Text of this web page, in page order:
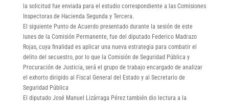
la solicitud fue enviada para el estudio correspondiente a las Comisiones
Inspectoras de Hacienda Segunda y Tercera.
El siguiente Punto de Acuerdo presentado durante la sesión de este
lunes de la Comisión Permanente, fue del diputado Federico Madrazo
Rojas, cuya finalidad es aplicar una nueva estrategia para combatir el
delito del secuestro, por lo que la Comisión de Seguridad Pública y
Procuración de Justicia, será el grupo de trabajo encargado de analizar
el exhorto dirigido al Fiscal General del Estado y al Secretario de
Seguridad Pública
El diputado José Manuel Lizárraga Pérez también dio lectura a la